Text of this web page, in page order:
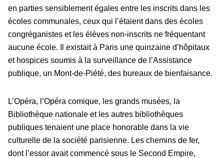
en parties sensiblement égales entre les inscrits dans les
écoles communales, ceux qui l’étaient dans des écoles
congréganistes et les élèves non-inscrits ne fréquentant
aucune école. Il existait à Paris une quinzaine d’hôpitaux
et hospices soumis à la surveillance de l’Assistance
publique, un Mont-de-Piété, des bureaux de bienfaisance.
L’Opéra, l’Opéra comique, les grands musées, la
Bibliothèque nationale et les autres bibliothèques
publiques tenaient une place honorable dans la vie
culturelle de la société parisienne. Les chemins de fer,
dont l’essor avait commencé sous le Second Empire,